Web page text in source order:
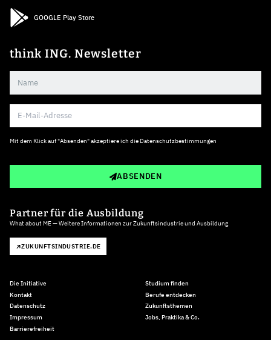
GOOGLE Play Store
think ING. Newsletter
Mit dem Klick auf "Absenden" akzeptiere ich die Datenschutzbestimmungen
ABSENDEN
Partner für die Ausbildung
What about ME — Weitere Informationen zur Zukunftsindustrie und Ausbildung
ZUKUNFTSINDUSTRIE.DE
Die Initiative
Kontakt
Datenschutz
Impressum
Barrierefreiheit
Studium finden
Berufe entdecken
Zukunftsthemen
Jobs, Praktika & Co.